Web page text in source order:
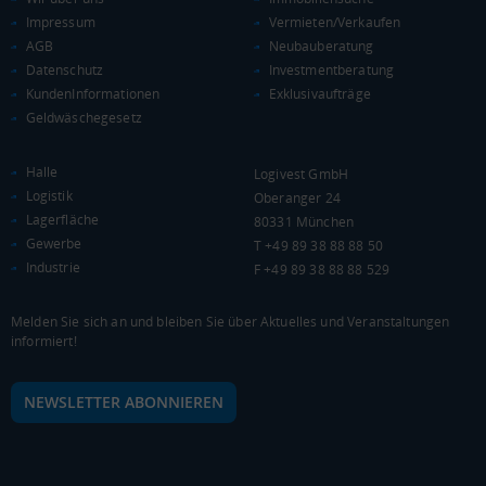
Impressum
AGB
Datenschutz
KundenInformationen
Geldwäschegesetz
Vermieten/Verkaufen
Neubauberatung
Investmentberatung
Exklusivaufträge
Halle
Logistik
Lagerfläche
Gewerbe
Industrie
Logivest GmbH
Oberanger 24
80331 München
T +49 89 38 88 88 50
F +49 89 38 88 88 529
Melden Sie sich an und bleiben Sie über Aktuelles und Veranstaltungen
informiert!
NEWSLETTER ABONNIEREN